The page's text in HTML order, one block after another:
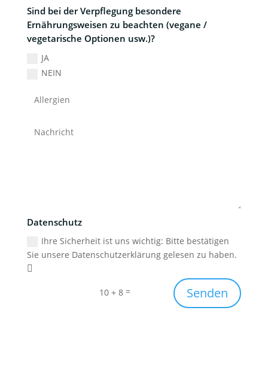
Sind bei der Verpflegung besondere
Ernährungsweisen zu beachten (vegane /
vegetarische Optionen usw.)?
JA
NEIN
Datenschutz
Ihre Sicherheit ist uns wichtig: Bitte bestätigen
Sie unsere Datenschutzerklärung gelesen zu haben.
10 + 8 = Senden